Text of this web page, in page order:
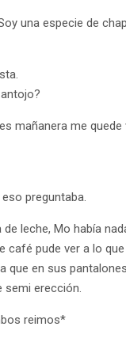
una especie de
mañanera me quede
preguntaba.
leche, Mo había
café pude ver a lo
en sus
semi erección.
reimos*